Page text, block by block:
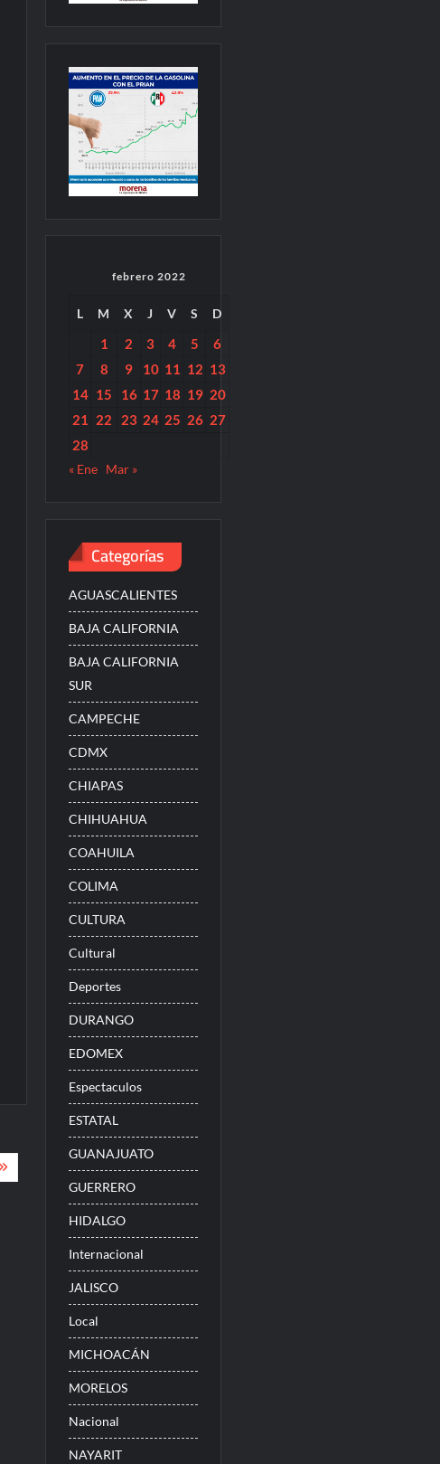
febrero 2022
L M X J V S D
1 2 3 4 5
6
7
8 9 10 11 12 13
14 15 16 17 18 19 20
21 22 23 24 25 26 27
28
« Ene Mar »
Categorías
AGUASCALIENTES
BAJA CALIFORNIA
BAJA CALIFORNIA
SUR
CAMPECHE
CDMX
CHIAPAS
CHIHUAHUA
COAHUILA
COLIMA
CULTURA
Cultural
Deportes
DURANGO
EDOMEX
Espectaculos
ESTATAL
GUANAJUATO
GUERRERO
HIDALGO
Internacional
JALISCO
Local
MICHOACÁN
MORELOS
Nacional
NAYARIT